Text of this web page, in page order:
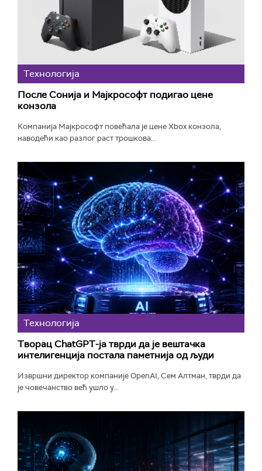
Технологијa
После Сонија и Мајкрософт подигао цене
конзола
Компанија Мајкрософт повећала је цене Xbox конзола,
наводећи као разлог раст трошкова...
Технологијa
Творац ChatGPT-ја тврди да је вештачка
интелигенција постала паметнија од људи
Извршни директор компаније OpenAI, Сем Алтман, тврди да
је човечанство већ ушло у...